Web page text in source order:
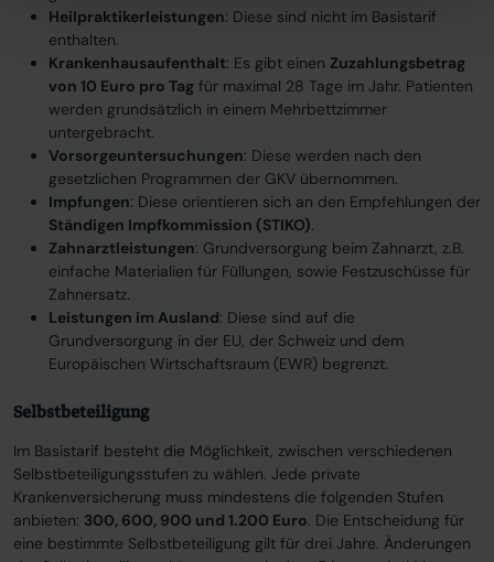
Heilpraktikerleistungen: Diese sind nicht im Basistarif
enthalten.
Krankenhausaufenthalt: Es gibt einen Zuzahlungsbetrag
von 10 Euro pro Tag für maximal 28 Tage im Jahr. Patienten
werden grundsätzlich in einem Mehrbettzimmer
untergebracht.
Vorsorgeuntersuchungen: Diese werden nach den
gesetzlichen Programmen der GKV übernommen.
Impfungen: Diese orientieren sich an den Empfehlungen der
Ständigen Impfkommission (STIKO).
Zahnarztleistungen: Grundversorgung beim Zahnarzt, z.B.
einfache Materialien für Füllungen, sowie Festzuschüsse für
Zahnersatz.
Leistungen im Ausland: Diese sind auf die
Grundversorgung in der EU, der Schweiz und dem
Europäischen Wirtschaftsraum (EWR) begrenzt.
Selbstbeteiligung
Im Basistarif besteht die Möglichkeit, zwischen verschiedenen
Selbstbeteiligungsstufen zu wählen. Jede private
Krankenversicherung muss mindestens die folgenden Stufen
anbieten: 300, 600, 900 und 1.200 Euro. Die Entscheidung für
eine bestimmte Selbstbeteiligung gilt für drei Jahre. Änderungen